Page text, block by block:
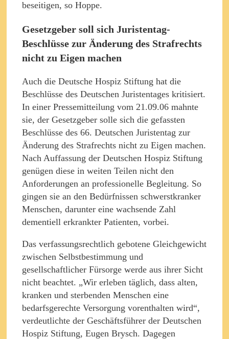
beseitigen, so Hoppe.
Gesetzgeber soll sich Juristentag-
Beschlüsse zur Änderung des Strafrechts
nicht zu Eigen machen
Auch die Deutsche Hospiz Stiftung hat die
Beschlüsse des Deutschen Juristentages kritisiert.
In einer Pressemitteilung vom 21.09.06 mahnte
sie, der Gesetzgeber solle sich die gefassten
Beschlüsse des 66. Deutschen Juristentag zur
Änderung des Strafrechts nicht zu Eigen machen.
Nach Auffassung der Deutschen Hospiz Stiftung
genügen diese in weiten Teilen nicht den
Anforderungen an professionelle Begleitung. So
gingen sie an den Bedürfnissen schwerstkranker
Menschen, darunter eine wachsende Zahl
dementiell erkrankter Patienten, vorbei.
Das verfassungsrechtlich gebotene Gleichgewicht
zwischen Selbstbestimmung und
gesellschaftlicher Fürsorge werde aus ihrer Sicht
nicht beachtet. „Wir erleben täglich, dass alten,
kranken und sterbenden Menschen eine
bedarfsgerechte Versorgung vorenthalten wird“,
verdeutlichte der Geschäftsführer der Deutschen
Hospiz Stiftung, Eugen Brysch. Dagegen